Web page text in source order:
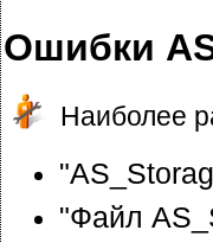
Ошибки
Наиболее
"Файл